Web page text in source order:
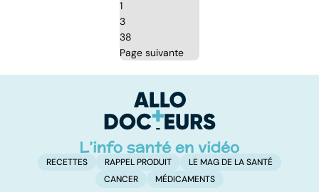
1
3
38
Page suivante
RECETTES RAPPEL PRODUIT
LE MAG DE LA SANTÉ
CANCER
MÉDICAMENTS